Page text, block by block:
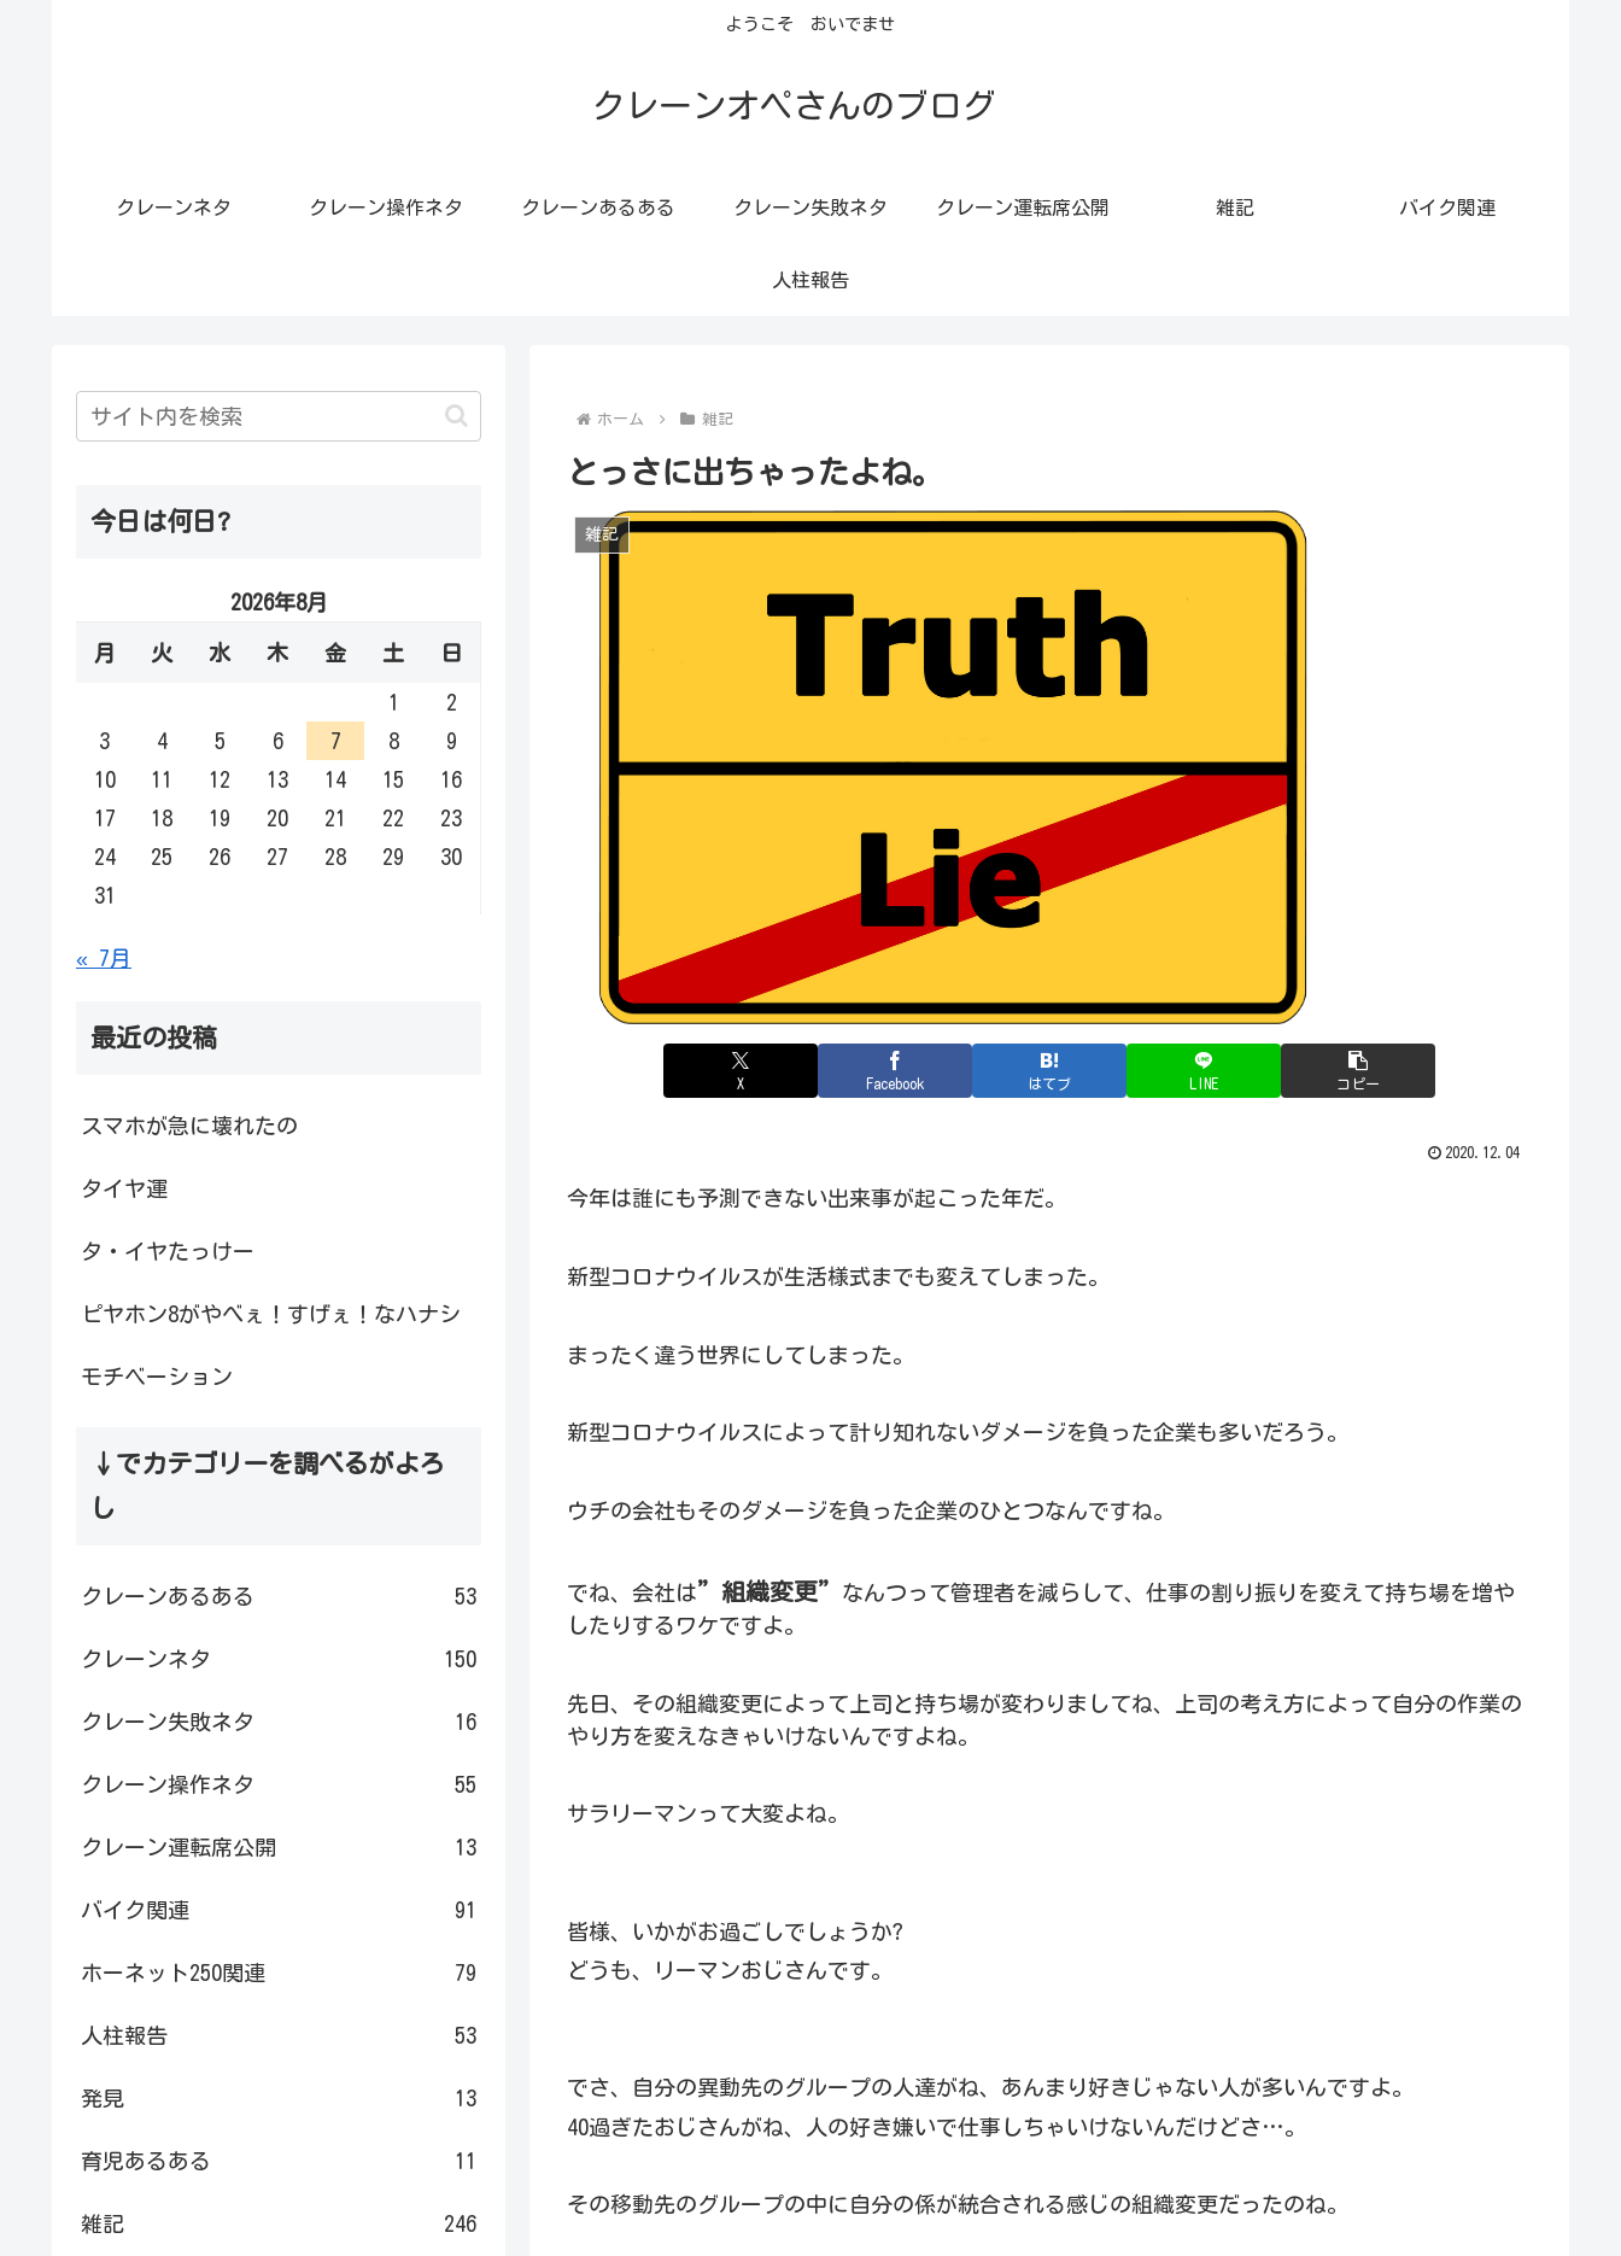
ようこそ おいでませ
クレーンオペさんのブログ
クレーンネタ クレーン操作ネタ クレーンあるある クレーン失敗ネタ クレーン運転席公開 雑記 バイク関連
人柱報告
ホーム 雑記
とっさに出ちゃったよね。
雑記
X Facebook はてブ LINE コピー
2020.12.04
今年は誰にも予測できない出来事が起こった年だ。
新型コロナウイルスが生活様式までも変えてしまった。
まったく違う世界にしてしまった。
新型コロナウイルスによって計り知れないダメージを負った企業も多いだろう。
ウチの会社もそのダメージを負った企業のひとつなんですね。
でね、会社は”組織変更”
なんつって管理者を減らして、仕事の割り振りを変えて持ち場を増や
したりするワケですよ。
先日、その組織変更によって上司と持ち場が変わりましてね、上司の考え方によって自分の作業の
やり方を変えなきゃいけないんですよね。
サラリーマンって大変よね。
皆様、いかがお過ごしでしょうか?
どうも、リーマンおじさんです。
でさ、自分の異動先のグループの人達がね、あんまり好きじゃない人が多いんですよ。
40過ぎたおじさんがね、人の好き嫌いで仕事しちゃいけないんだけどさ…。
その移動先のグループの中に自分の係が統合される感じの組織変更だったのね。
今日は何日?
2026年8月
月 火 水 木 金 土 日
1
2
3
4 5 6 7 8
9
10
11 12 13 14 15
16
17
18 19 20 21 22
23
24
25 26 27 28 29
30
31
« 7月
最近の投稿
スマホが急に壊れたの
タイヤ運
タ・イヤたっけー
ピヤホン8がやべぇ！すげぇ！なハナシ
モチベーション
↓でカテゴリーを調べるがよろ
し
クレーンあるある 53
クレーンネタ 150
クレーン失敗ネタ 16
クレーン操作ネタ 55
クレーン運転席公開 13
バイク関連 91
ホーネット250関連 79
人柱報告 53
発見 13
育児あるある 11
雑記 246